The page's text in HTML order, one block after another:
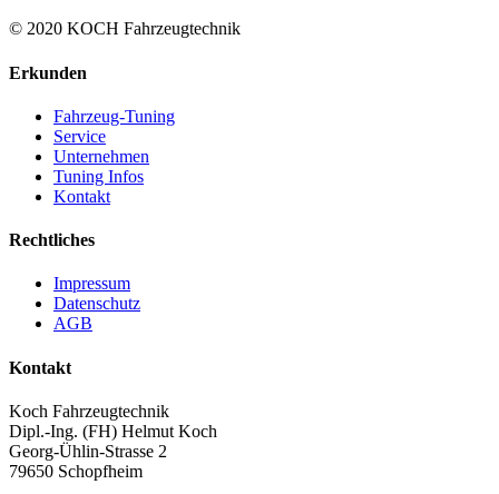
© 2020 KOCH Fahrzeugtechnik
Erkunden
Fahrzeug-Tuning
Service
Unternehmen
Tuning Infos
Kontakt
Rechtliches
Impressum
Datenschutz
AGB
Kontakt
Koch Fahrzeugtechnik
Dipl.-Ing. (FH) Helmut Koch
Georg-Ühlin-Strasse 2
79650 Schopfheim